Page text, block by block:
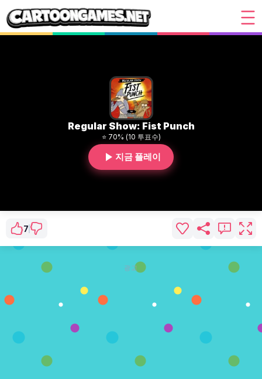
Regular Show: Fist Punch
⭐ 70% (10 투표수)
지금 플레이
7
광고